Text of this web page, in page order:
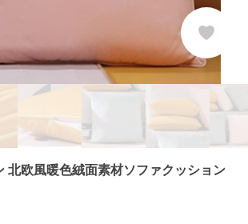
北欧風暖色絨面素材ソファクッション